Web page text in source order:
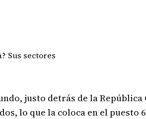
Sus sectores
justo detrás de la
lo que la coloca en el puesto